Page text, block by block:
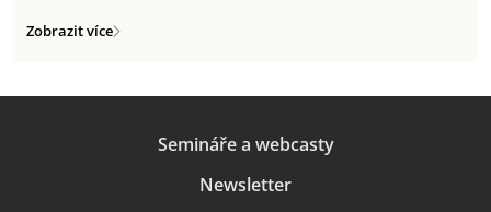
Zobrazit více
Semináře a webcasty
Newsletter